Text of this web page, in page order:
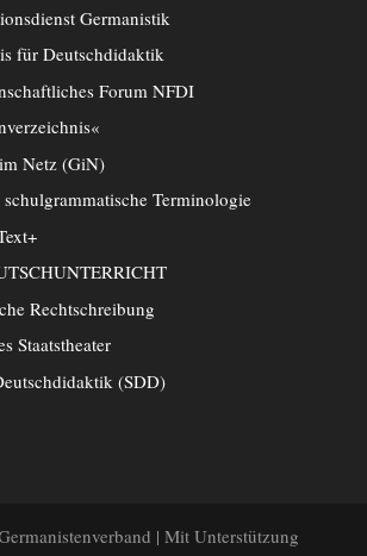
Germanistik
für Deutschdidaktik
Forum NFDI
Netz (GiN)
Terminologie
Rechtschreibung
Staatstheater
(SDD)
| Mit Unterstützung